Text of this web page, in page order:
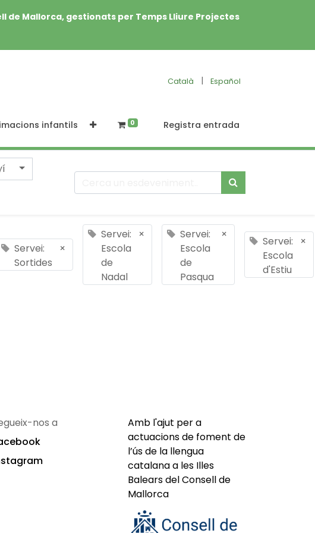
Mallorca, gestionats per Temps Lliure Projectes
Català | Español
infantils 0 Registra entrada
Servei:
Sortides
×
Servei:
Escola
de
Nadal
×
Servei:
Escola
de
Pasqua
×
Servei:
Escola
d'Estiu
×
nos a
Amb l'ajut per a
actuacions de foment de
l’ús de la llengua
catalana a les Illes
Balears del Consell de
Mallorca